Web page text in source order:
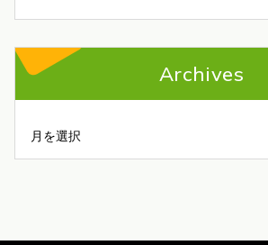
Archives